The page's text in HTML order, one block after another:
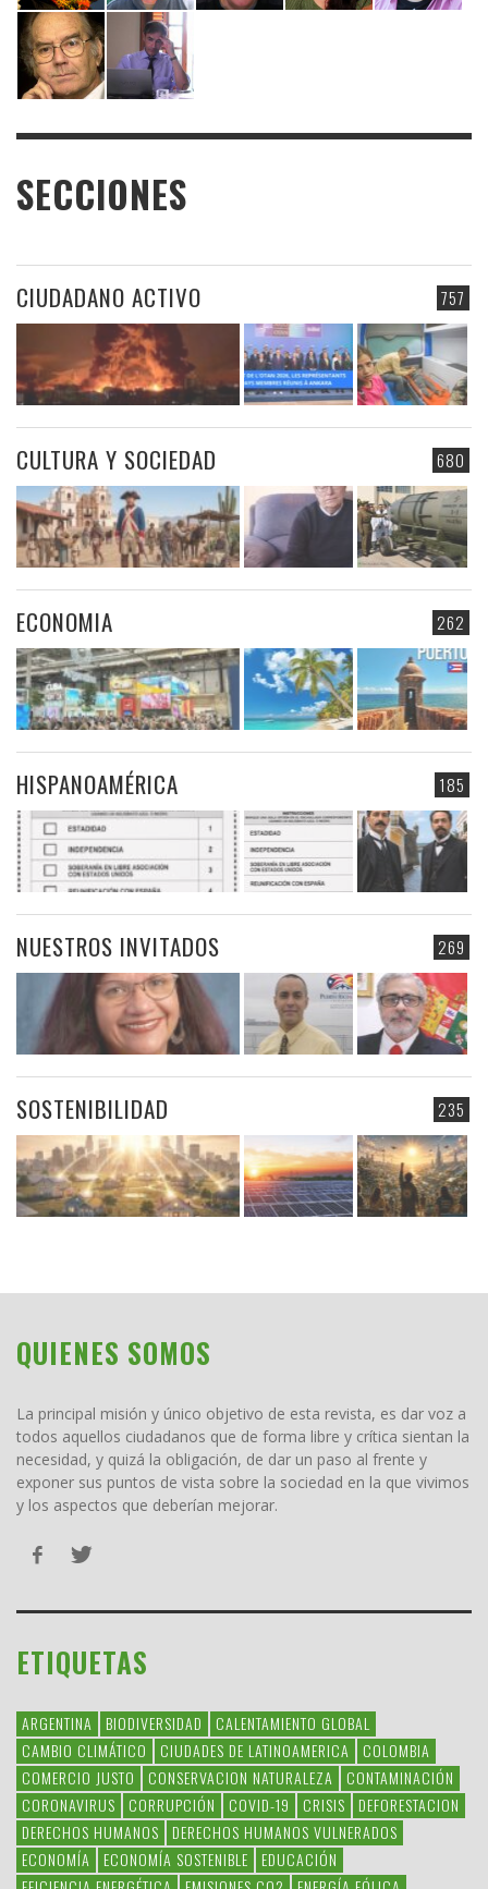
SECCIONES
757
CIUDADANO ACTIVO
680
CULTURA Y SOCIEDAD
262
ECONOMIA
185
HISPANOAMÉRICA
269
NUESTROS INVITADOS
235
SOSTENIBILIDAD
QUIENES SOMOS
La principal misión y único objetivo de esta revista, es dar voz a
todos aquellos ciudadanos que de forma libre y crítica sientan la
necesidad, y quizá la obligación, de dar un paso al frente y
exponer sus puntos de vista sobre la sociedad en la que vivimos
y los aspectos que deberían mejorar.
ETIQUETAS
ARGENTINA BIODIVERSIDAD
CALENTAMIENTO GLOBAL
CAMBIO CLIMÁTICO
CIUDADES DE LATINOAMERICA
COLOMBIA
COMERCIO JUSTO
CONSERVACION NATURALEZA
CONTAMINACIÓN
CORONAVIRUS
CORRUPCIÓN COVID-19 CRISIS
DEFORESTACION
DERECHOS HUMANOS
DERECHOS HUMANOS VULNERADOS
ECONOMÍA
ECONOMÍA SOSTENIBLE
EDUCACIÓN